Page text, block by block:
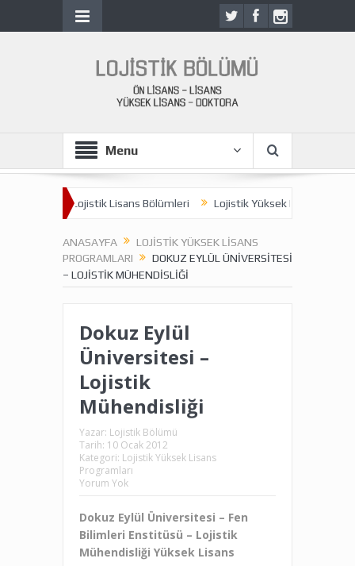
Menu
Lojistik Lisans Bölümleri Lojistik Yüksek Lisans
ANASAYFA
LOJISTIK YÜKSEK LISANS
PROGRAMLARI
DOKUZ EYLÜL ÜNIVERSITESI
– LOJISTIK MÜHENDISLIĞI
Dokuz Eylül
Üniversitesi –
Lojistik
Mühendisliği
Yazar: Lojistik Bölümü
Tarih: 10 Ocak 2012
Kategori: Lojistik Yüksek Lisans
Programları
Yorum Yok
Dokuz Eylül Üniversitesi – Fen
Bilimleri Enstitüsü – Lojistik
Mühendisliği Yüksek Lisans